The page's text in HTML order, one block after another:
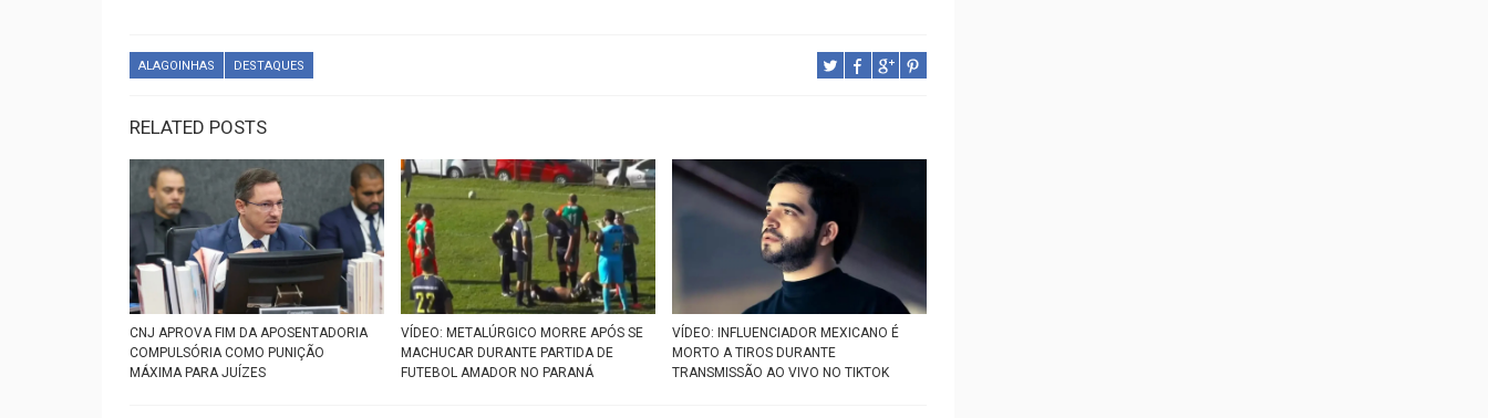
ALAGOINHAS DESTAQUES
RELATED POSTS
CNJ APROVA FIM DA APOSENTADORIA
COMPULSÓRIA COMO PUNIÇÃO
MÁXIMA PARA JUÍZES
VÍDEO: METALÚRGICO MORRE APÓS SE
MACHUCAR DURANTE PARTIDA DE
FUTEBOL AMADOR NO PARANÁ
VÍDEO: INFLUENCIADOR MEXICANO É
MORTO A TIROS DURANTE
TRANSMISSÃO AO VIVO NO TIKTOK